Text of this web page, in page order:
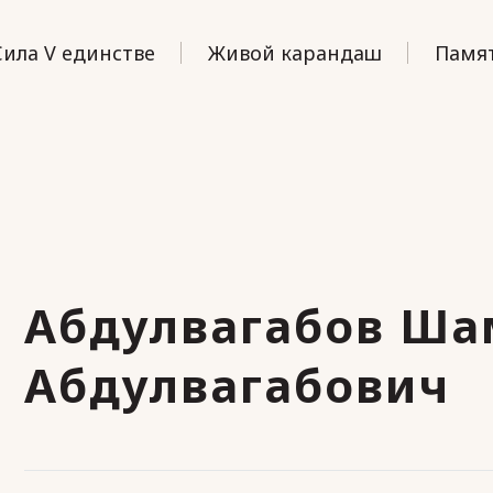
V единстве Живой карандаш
Абдулвагабов
Абдулвагабович